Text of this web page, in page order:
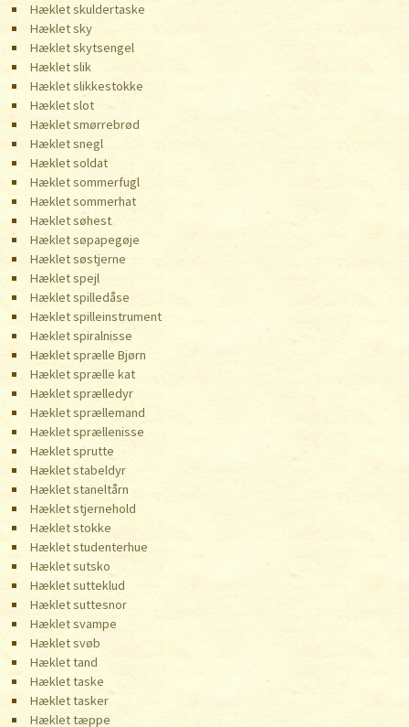
Hæklet skuldertaske
Hæklet sky
Hæklet skytsengel
Hæklet slik
Hæklet slikkestokke
Hæklet slot
Hæklet smørrebrød
Hæklet snegl
Hæklet soldat
Hæklet sommerfugl
Hæklet sommerhat
Hæklet søhest
Hæklet søpapegøje
Hæklet søstjerne
Hæklet spejl
Hæklet spilledåse
Hæklet spilleinstrument
Hæklet spiralnisse
Hæklet sprælle Bjørn
Hæklet sprælle kat
Hæklet sprælledyr
Hæklet sprællemand
Hæklet sprællenisse
Hæklet sprutte
Hæklet stabeldyr
Hæklet staneltårn
Hæklet stjernehold
Hæklet stokke
Hæklet studenterhue
Hæklet sutsko
Hæklet sutteklud
Hæklet suttesnor
Hæklet svampe
Hæklet svøb
Hæklet tand
Hæklet taske
Hæklet tasker
Hæklet tæppe